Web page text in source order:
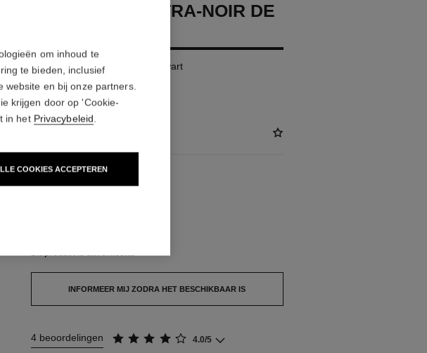
LE VOLUME ULTRA-NOIR DE
Mascara voor Volumeintens Zwart
Meer details
Ref. 191310
Dit product isuitverkocht.
INFORMEER MIJ ZODRA HET BESCHIKBAAR IS
4 beoordelingen 4.0/5
om inhoud te
te bieden, inclusief
website en bij onze partners.
krijgen door op 'Cookie-
in het Privacybeleid.
COOKIES ACCEPTEREN